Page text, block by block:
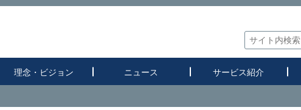
理念・ビジョン ニュース サービス紹介